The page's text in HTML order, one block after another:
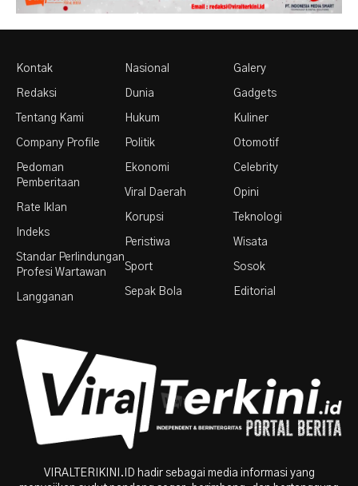
Kontak
Redaksi
Tentang Kami
Company Profile
Pedoman
Pemberitaan
Rate Iklan
Indeks
Standar Perlindungan
Profesi Wartawan
Langganan
Nasional
Dunia
Hukum
Politik
Ekonomi
Viral Daerah
Korupsi
Peristiwa
Sport
Sepak Bola
Galery
Gadgets
Kuliner
Otomotif
Celebrity
Opini
Teknologi
Wisata
Sosok
Editorial
VIRALTERIKINI.ID hadir sebagai media informasi yang